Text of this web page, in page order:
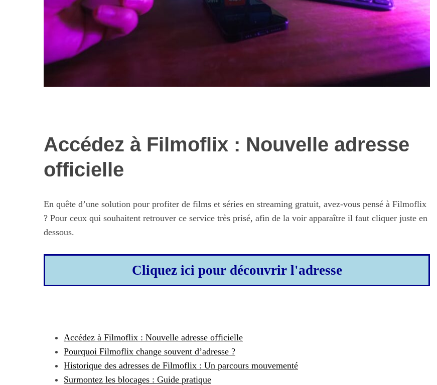
Accédez à Filmoflix : Nouvelle adresse
officielle
En quête d’une solution pour profiter de films et séries en streaming gratuit, avez-vous pensé à Filmoflix
? Pour ceux qui souhaitent retrouver ce service très prisé, afin de la voir apparaître il faut cliquer juste en
dessous.
Cliquez ici pour découvrir l'adresse
Accédez à Filmoflix : Nouvelle adresse officielle
Pourquoi Filmoflix change souvent d’adresse ?
Historique des adresses de Filmoflix : Un parcours mouvementé
Surmontez les blocages : Guide pratique
Les nouvelles technologies
Aliments ultra-transformés